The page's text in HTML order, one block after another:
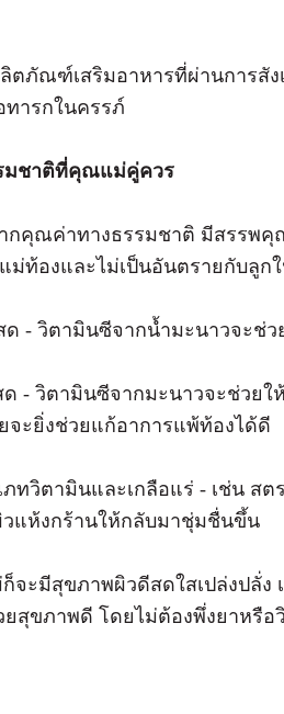
ตภัณฑ์เสริมอาหารที่ผ่านการสั
ารกในครรภ์
มชาติที่คุณแม่คู่ควร
กคุณค่าทางธรรมชาติ มีสรรพ
ม่ท้องและไม่เป็นอันตรายกับลูก
ด - วิตามินซีจากน้ำมะนาวจะช่
ด - วิตามินซีจากมะนาวจะช่วย
จะยิ่งช่วยแก้อาการแพ้ท้องได้ดี
ทวิตามินและเกลือแร่ - เช่น สต
แห้งกร้านให้กลับมาชุ่มชื่นขึ้น
จะมีสุขภาพผิวดีสดใสเปล่งปลั่
สุขภาพดี โดยไม่ต้องพึ่งยาหรือ